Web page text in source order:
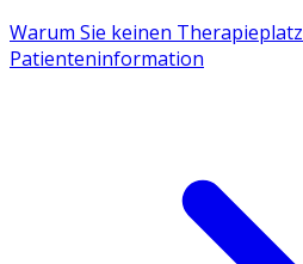
Warum Sie keinen
Patienteninformation